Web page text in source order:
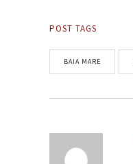
POST TAGS
BAIA MARE